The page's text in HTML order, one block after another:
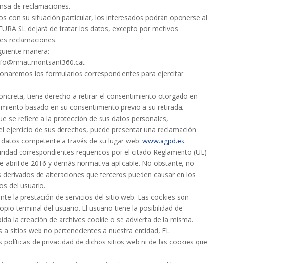
de reclamaciones.
con su situación particular, los interesados podrán oponerse al
SL dejará de tratar los datos, excepto por motivos
reclamaciones.
manera:
los formularios correspondientes para ejercitar
tiene derecho a retirar el consentimiento otorgado en
basado en su consentimiento previo a su retirada.
se refiere a la protección de sus datos personales,
de sus derechos, puede presentar una reclamación
competente a través de su lugar web:www.agpd.es.
correspondientes requeridos por el citado Reglamento (UE)
abril de 2016 y demás normativa aplicable. No obstante, no
de alteraciones que terceros pueden causar en los
del usuario.
la prestación de servicios del sitio web. Las cookies son
terminal del usuario. El usuario tiene la posibilidad de
la creación de archivos cookie o se advierta de la misma.
sitios web no pertenecientes a nuestra entidad, EL
políticas de privacidad de dichos sitios web ni de las cookies que